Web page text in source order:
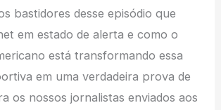
bastidores desse episódio que
em estado de alerta e como o
está transformando essa
em uma verdadeira prova de
os nossos jornalistas enviados aos